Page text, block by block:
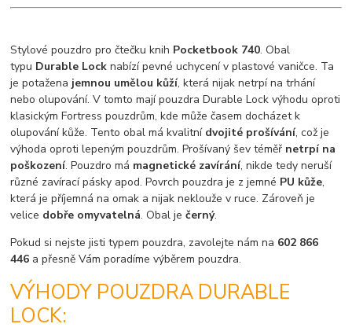
Stylové pouzdro pro čtečku knih Pocketbook 740. Obal
typu Durable Lock nabízí pevné uchycení v plastové vaničce. Ta
je potažena jemnou umělou kůží, která nijak netrpí na trhání
nebo olupování. V tomto mají pouzdra Durable Lock výhodu oproti
klasickým Fortress pouzdrům, kde může časem docházet k
olupování kůže. Tento obal má kvalitní dvojité prošívání, což je
výhoda oproti lepeným pouzdrům. Prošívaný šev téměř netrpí na
poškození. Pouzdro má magnetické zavírání, nikde tedy neruší
různé zavírací pásky apod. Povrch pouzdra je z jemné PU kůže,
která je příjemná na omak a nijak neklouže v ruce. Zároveň je
velice dobře omyvatelná. Obal ječerný.
Pokud si nejste jisti typem pouzdra, zavolejte nám na 602 866
446 a přesně Vám poradíme výběrem pouzdra.
VÝHODY POUZDRA DURABLE
LOCK: